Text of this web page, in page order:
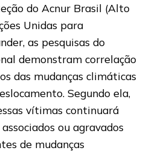
do Acnur Brasil (Alto
Unidas para
as pesquisas do
demonstram correlação
das mudanças climáticas
Segundo ela,
vítimas continuará
ou agravados
de mudanças